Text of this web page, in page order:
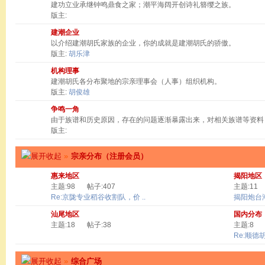
建功立业承继钟鸣鼎食之家；潮平海阔开创诗礼簪缨之族。
版主:
建潮企业
以介绍建潮胡氏家族的企业，你的成就是建潮胡氏的骄傲。
版主: 胡乐津
机构理事
建潮胡氏各分布聚地的宗亲理事会（人事）组织机构。
版主: 胡俊雄
争鸣一角
由于族谱和历史原因，存在的问题逐渐暴露出来，对相关族谱等资
版主:
» 宗亲分布（注册会员）
惠来地区
主题:98
帖子:407
Re:京陇专业稻谷收割队，价 ..
揭阳地区
主题:11
揭阳炮台
汕尾地区
主题:18
帖子:38
国内分布
主题:8
Re:顺德
» 综合广场